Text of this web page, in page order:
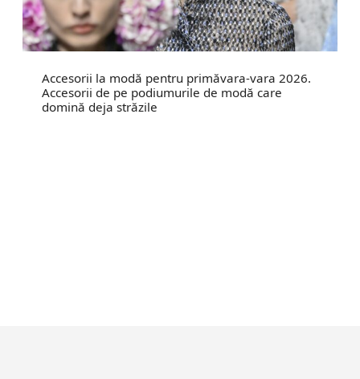
Accesorii la modă pentru primăvara-vara 2026.
Accesorii de pe podiumurile de modă care
domină deja străzile